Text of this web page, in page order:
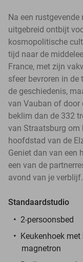
Na een
uitgebreid ontbijt
kosmopolitische
tijd naar de
France, met zijn
sfeer bevroren in de
de geschiedenis,
van Vauban of door
beklim dan de 332
van Straatsburg om
hoofdstad van de
Geniet dan van een
een van de
avond van je
Standaardstudio
2-persoonsbed
Keukenhoek
magnetron